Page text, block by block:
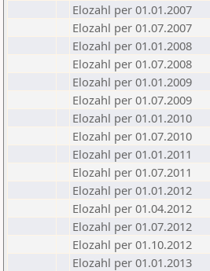
Elozahl per 01.01.2007
Elozahl per 01.07.2007
Elozahl per 01.01.2008
Elozahl per 01.07.2008
Elozahl per 01.01.2009
Elozahl per 01.07.2009
Elozahl per 01.01.2010
Elozahl per 01.07.2010
Elozahl per 01.01.2011
Elozahl per 01.07.2011
Elozahl per 01.01.2012
Elozahl per 01.04.2012
Elozahl per 01.07.2012
Elozahl per 01.10.2012
Elozahl per 01.01.2013